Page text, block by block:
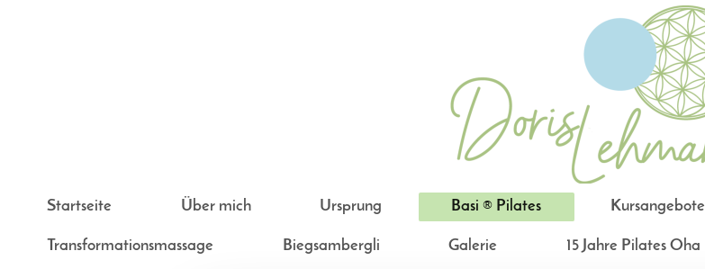
Startseite Über mich Ursprung Basi ® Pilates Kursangebote
Transformationsmassage Biegsambergli Galerie 15 Jahre Pilates Oha